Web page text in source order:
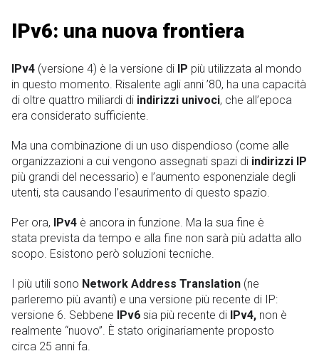
IPv6: una nuova frontiera
IPv4 (versione 4) è la versione di IP più utilizzata al mondo
in questo momento. Risalente agli anni ’80, ha una capacità
di oltre quattro miliardi di indirizzi univoci, che all’epoca
era considerato sufficiente.
Ma una combinazione di un uso dispendioso (come alle
organizzazioni a cui vengono assegnati spazi di indirizzi IP
più grandi del necessario) e l’aumento esponenziale degli
utenti, sta causando l’esaurimento di questo spazio.
Per ora, IPv4 è ancora in funzione. Ma la sua fine è
stata prevista da tempo e alla fine non sarà più adatta allo
scopo. Esistono però soluzioni tecniche.
I più utili sono Network Address Translation (ne
parleremo più avanti) e una versione più recente di IP:
versione 6. Sebbene IPv6 sia più recente di IPv4, non è
realmente “nuovo”. È stato originariamente proposto
circa 25 anni fa.